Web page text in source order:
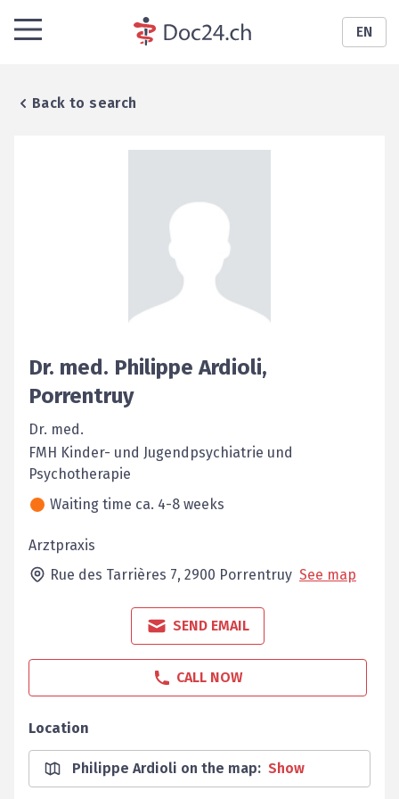
EN
Back to search
Dr. med. Philippe Ardioli,
Porrentruy
Dr. med.
FMH Kinder- und Jugendpsychiatrie und
Psychotherapie
Waiting time ca. 4-8 weeks
Arztpraxis
Rue des Tarrières 7, 2900 Porrentruy See map
SEND EMAIL
CALL NOW
Location
Philippe Ardioli on the map: Show